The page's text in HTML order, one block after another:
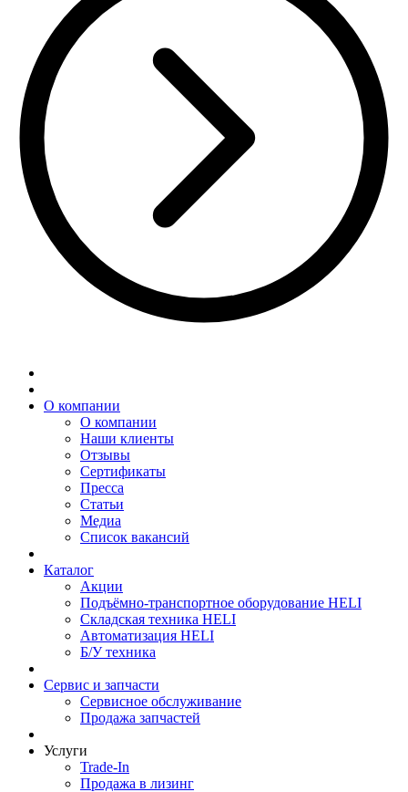
О компании
О компании
Наши клиенты
Отзывы
Сертификаты
Пресса
Статьи
Медиа
Список вакансий
Каталог
Акции
Подъёмно-транспортное оборудование HELI
Складская техника HELI
Автоматизация HELI
Б/У техника
Сервис и запчасти
Сервисное обслуживание
Продажа запчастей
Услуги
Trade-In
Продажа в лизинг